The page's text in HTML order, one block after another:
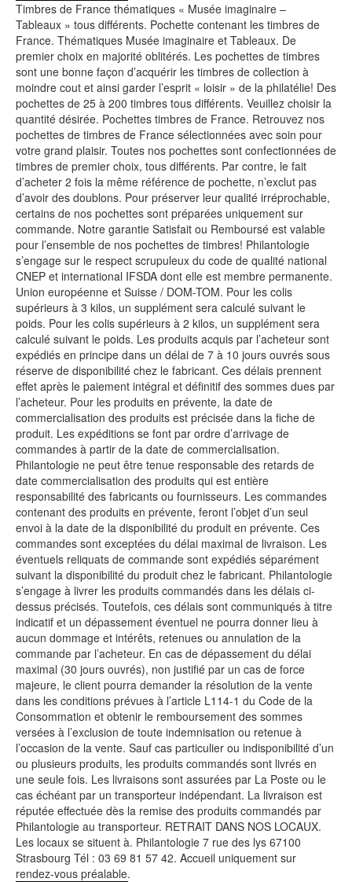
Timbres de France thématiques « Musée imaginaire –
Tableaux » tous différents. Pochette contenant les timbres de
France. Thématiques Musée imaginaire et Tableaux. De
premier choix en majorité oblitérés. Les pochettes de timbres
sont une bonne façon d’acquérir les timbres de collection à
moindre cout et ainsi garder l’esprit « loisir » de la philatélie! Des
pochettes de 25 à 200 timbres tous différents. Veuillez choisir la
quantité désirée. Pochettes timbres de France. Retrouvez nos
pochettes de timbres de France sélectionnées avec soin pour
votre grand plaisir. Toutes nos pochettes sont confectionnées de
timbres de premier choix, tous différents. Par contre, le fait
d’acheter 2 fois la même référence de pochette, n’exclut pas
d’avoir des doublons. Pour préserver leur qualité irréprochable,
certains de nos pochettes sont préparées uniquement sur
commande. Notre garantie Satisfait ou Remboursé est valable
pour l’ensemble de nos pochettes de timbres! Philantologie
s’engage sur le respect scrupuleux du code de qualité national
CNEP et international IFSDA dont elle est membre permanente.
Union européenne et Suisse / DOM-TOM. Pour les colis
supérieurs à 3 kilos, un supplément sera calculé suivant le
poids. Pour les colis supérieurs à 2 kilos, un supplément sera
calculé suivant le poids. Les produits acquis par l’acheteur sont
expédiés en principe dans un délai de 7 à 10 jours ouvrés sous
réserve de disponibilité chez le fabricant. Ces délais prennent
effet après le paiement intégral et définitif des sommes dues par
l’acheteur. Pour les produits en prévente, la date de
commercialisation des produits est précisée dans la fiche de
produit. Les expéditions se font par ordre d’arrivage de
commandes à partir de la date de commercialisation.
Philantologie ne peut être tenue responsable des retards de
date commercialisation des produits qui est entière
responsabilité des fabricants ou fournisseurs. Les commandes
contenant des produits en prévente, feront l’objet d’un seul
envoi à la date de la disponibilité du produit en prévente. Ces
commandes sont exceptées du délai maximal de livraison. Les
éventuels reliquats de commande sont expédiés séparément
suivant la disponibilité du produit chez le fabricant. Philantologie
s’engage à livrer les produits commandés dans les délais ci-
dessus précisés. Toutefois, ces délais sont communiqués à titre
indicatif et un dépassement éventuel ne pourra donner lieu à
aucun dommage et intérêts, retenues ou annulation de la
commande par l’acheteur. En cas de dépassement du délai
maximal (30 jours ouvrés), non justifié par un cas de force
majeure, le client pourra demander la résolution de la vente
dans les conditions prévues à l’article L114-1 du Code de la
Consommation et obtenir le remboursement des sommes
versées à l’exclusion de toute indemnisation ou retenue à
l’occasion de la vente. Sauf cas particulier ou indisponibilité d’un
ou plusieurs produits, les produits commandés sont livrés en
une seule fois. Les livraisons sont assurées par La Poste ou le
cas échéant par un transporteur indépendant. La livraison est
réputée effectuée dès la remise des produits commandés par
Philantologie au transporteur. RETRAIT DANS NOS LOCAUX.
Les locaux se situent à. Philantologie 7 rue des lys 67100
Strasbourg Tél : 03 69 81 57 42. Accueil uniquement sur
rendez-vous préalable.